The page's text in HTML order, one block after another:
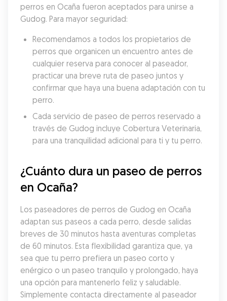
perros en Ocaña fueron aceptados para unirse a
Gudog. Para mayor seguridad:
Recomendamos a todos los propietarios de
perros que organicen un encuentro antes de
cualquier reserva para conocer al paseador,
practicar una breve ruta de paseo juntos y
confirmar que haya una buena adaptación con tu
perro.
Cada servicio de paseo de perros reservado a
través de Gudog incluye Cobertura Veterinaria,
para una tranquilidad adicional para ti y tu perro.
¿Cuánto dura un paseo de perros
en Ocaña?
Los paseadores de perros de Gudog en Ocaña
adaptan sus paseos a cada perro, desde salidas
breves de 30 minutos hasta aventuras completas
de 60 minutos. Esta flexibilidad garantiza que, ya
sea que tu perro prefiera un paseo corto y
enérgico o un paseo tranquilo y prolongado, haya
una opción para mantenerlo feliz y saludable.
Simplemente contacta directamente al paseador